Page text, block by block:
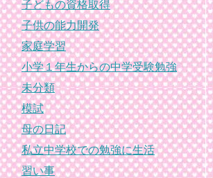
子どもの資格取得
子供の能力開発
家庭学習
小学１年生からの中学受験勉強
未分類
模試
母の日記
私立中学校での勉強に生活
習い事